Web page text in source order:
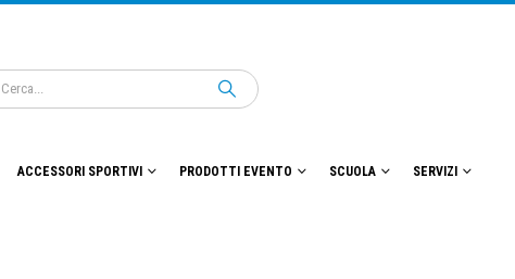
ACCESSORI SPORTIVI PRODOTTI EVENTO SCUOLA SERVIZI